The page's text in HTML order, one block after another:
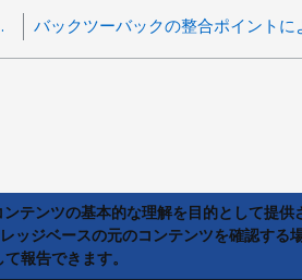
が低下しますか？
テンツの基本的な理解を目的として提
ッジベースの元のコンテンツを確認する
報告できます。